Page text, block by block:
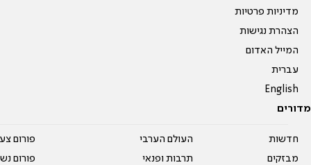
מדיניות פרטיות
הצהרת נגישות
המייל האדום
עברית
English
מדורים
חדשות
מבזקים
העולם הערבי
תרבות ופנאי
פורום
פורום